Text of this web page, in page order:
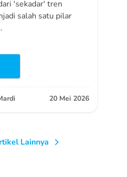
'sekadar' tren
salah satu pilar
20 Mei 2026
Lainnya